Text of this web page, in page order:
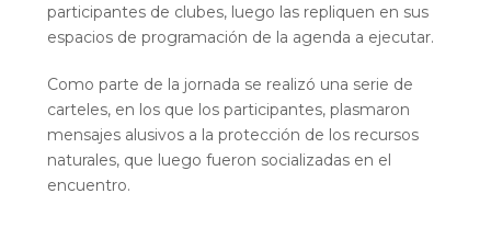
participantes de clubes, luego las repliquen en sus
espacios de programación de la agenda a ejecutar.
Como parte de la jornada se realizó una serie de
carteles, en los que los participantes, plasmaron
mensajes alusivos a la protección de los recursos
naturales, que luego fueron socializadas en el
encuentro.